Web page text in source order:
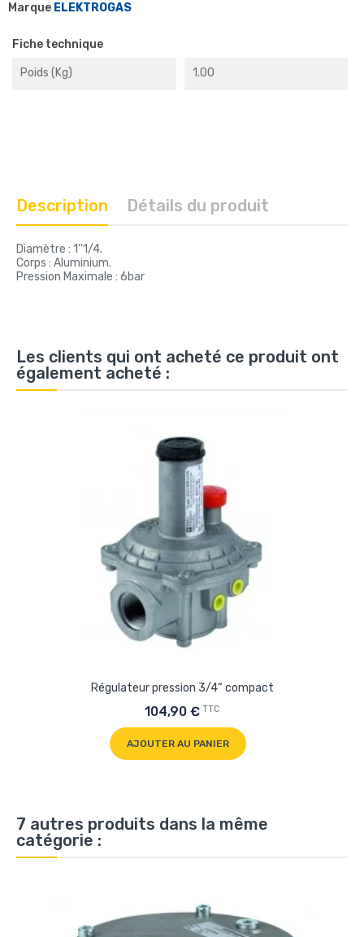
Marque ELEKTROGAS
Fiche technique
Poids (kg) 1.00
Description Détails du produit
Diamètre : 1''1/4.
Corps : Aluminium.
Pression Maximale : 6bar
Les clients qui ont acheté ce produit ont
également acheté :
Régulateur pression 3/4“ compact
104,90 € TTC
AJOUTER AU PANIER
7 autres produits dans la même
catégorie :